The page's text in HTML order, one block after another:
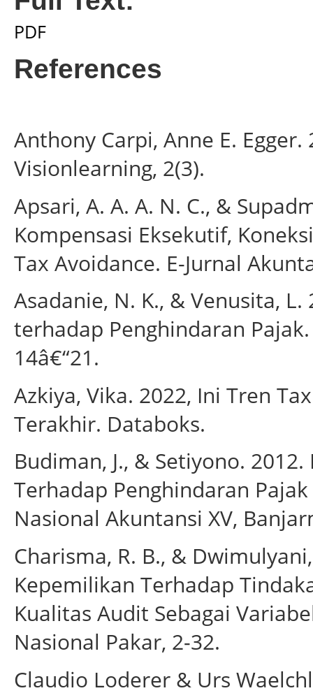
PDF
References
Anthony Carpi, Anne E.
Visionlearning, 2(3).
Apsari, A. A. A. N. C., &
Kompensasi Eksekutif,
Tax Avoidance. E-Jurnal
Asadanie, N. K., & Venusita,
terhadap Penghindaran
14â€“21.
Azkiya, Vika. 2022, Ini Tren
Terakhir. Databoks.
Budiman, J., & Setiyono.
Terhadap Penghindaran
Nasional Akuntansi XV,
Charisma, R. B., &
Kepemilikan Terhadap
Kualitas Audit Sebagai
Nasional Pakar, 2-32.
Claudio Loderer & Urs